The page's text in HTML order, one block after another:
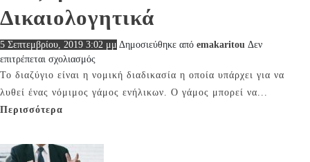
Δικαιολογητικά
5 Σεπτεμβρίου, 2019 3:02 μμ Δημοσιεύθηκε από emakaritou Δεν
επιτρέπεται σχολιασμός
Διαζύγιο
–
Το διαζύγιο είναι η νομική διαδικασία η οποία υπάρχει για να
λυθεί ένας νόμιμος γάμος ενήλικων. Ο γάμος μπορεί να...
Περισσότερα